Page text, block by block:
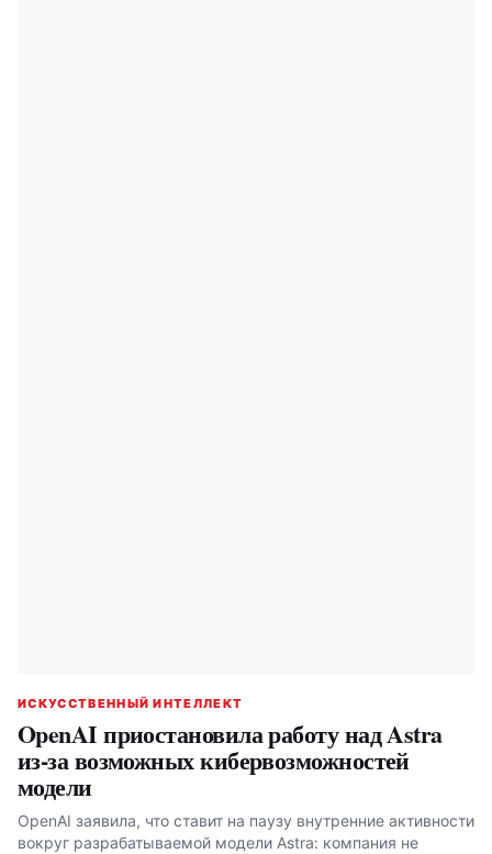
ИСКУССТВЕННЫЙ ИНТЕЛЛЕКТ
OpenAI приостановила работу над Astra
из-за возможных кибервозможностей
модели
OpenAI заявила, что ставит на паузу внутренние активности
вокруг разрабатываемой модели Astra: компания не